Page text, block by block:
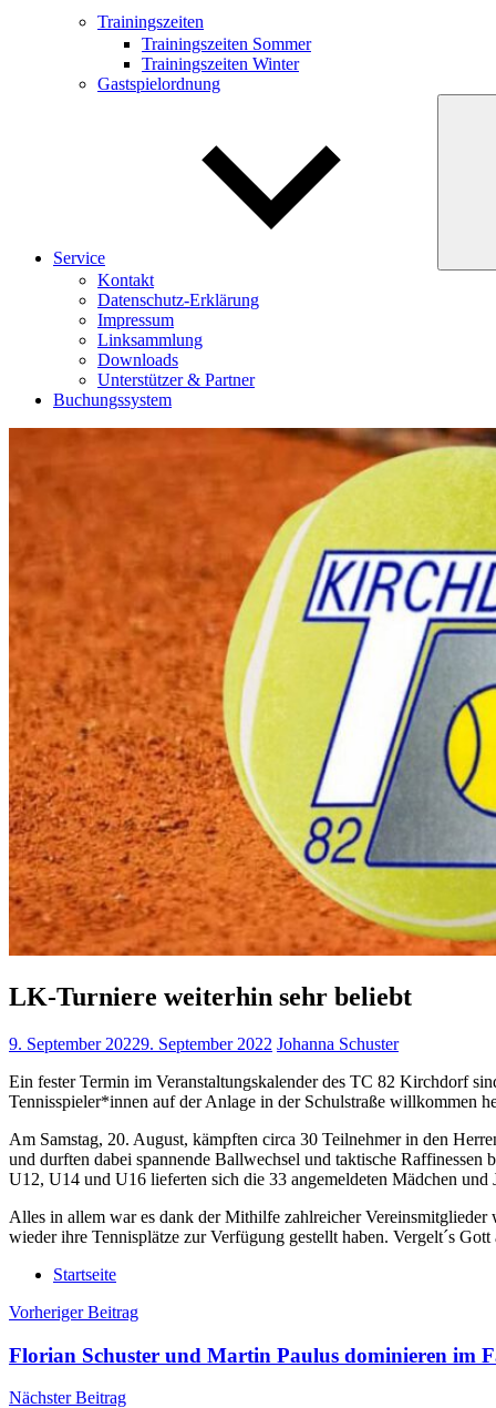
Trainingszeiten
Trainingszeiten Sommer
Trainingszeiten Winter
Gastspielordnung
Service
Kontakt
Datenschutz-Erklärung
Impressum
Linksammlung
Downloads
Unterstützer & Partner
Buchungssystem
LK-Turniere weiterhin sehr beliebt
9. September 20229. September 2022 Johanna Schuster
Ein fester Termin im Veranstaltungskalender des TC 82 Kirchdorf
Tennisspieler*innen auf der Anlage in der Schulstraße willkommen
Am Samstag, 20. August, kämpften circa 30 Teilnehmer in den
und durften dabei spannende Ballwechsel und taktische
U12, U14 und U16 lieferten sich die 33 angemeldeten Mädchen und
Alles in allem war es dank der Mithilfe zahlreicher
wieder ihre Tennisplätze zur Verfügung gestellt haben. Vergelt´s
Startseite
Beitragsnavigation
Vorheriger Beitrag
Florian Schuster und Martin Paulus dominieren im
Nächster Beitrag